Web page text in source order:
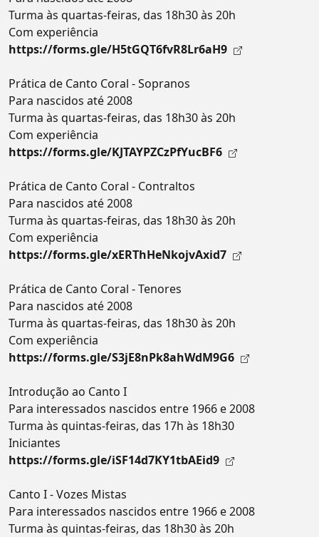
Turma às quartas-feiras, das 18h30 às 20h
Com experiência
https://forms.gle/H5tGQT6fvR8Lr6aH9
Prática de Canto Coral - Sopranos
Para nascidos até 2008
Turma às quartas-feiras, das 18h30 às 20h
Com experiência
https://forms.gle/KJTAYPZCzPfYucBF6
Prática de Canto Coral - Contraltos
Para nascidos até 2008
Turma às quartas-feiras, das 18h30 às 20h
Com experiência
https://forms.gle/xERThHeNkojvAxid7
Prática de Canto Coral - Tenores
Para nascidos até 2008
Turma às quartas-feiras, das 18h30 às 20h
Com experiência
https://forms.gle/S3jE8nPk8ahWdM9G6
Introdução ao Canto I
Para interessados nascidos entre 1966 e 2008
Turma às quintas-feiras, das 17h às 18h30
Iniciantes
https://forms.gle/iSF14d7KY1tbAEid9
Canto I - Vozes Mistas
Para interessados nascidos entre 1966 e 2008
Turma às quintas-feiras, das 18h30 às 20h